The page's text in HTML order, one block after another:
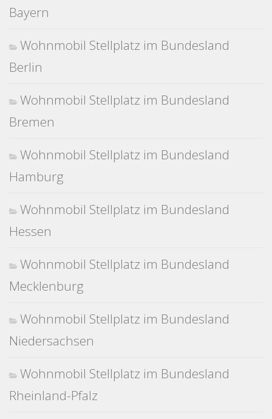
Bayern
Wohnmobil Stellplatz im Bundesland
Berlin
Wohnmobil Stellplatz im Bundesland
Bremen
Wohnmobil Stellplatz im Bundesland
Hamburg
Wohnmobil Stellplatz im Bundesland
Hessen
Wohnmobil Stellplatz im Bundesland
Mecklenburg
Wohnmobil Stellplatz im Bundesland
Niedersachsen
Wohnmobil Stellplatz im Bundesland
Rheinland-Pfalz